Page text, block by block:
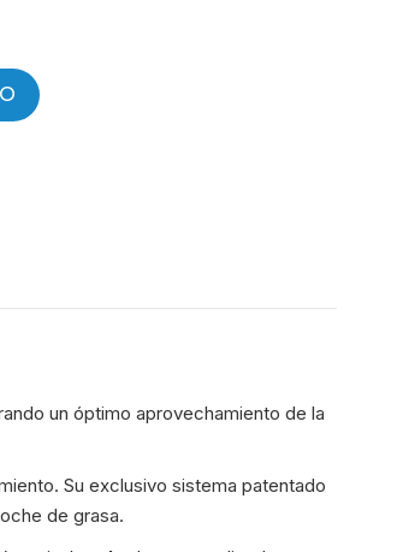
un óptimo aprovechamiento de la
Su exclusivo sistema patentado
de grasa.